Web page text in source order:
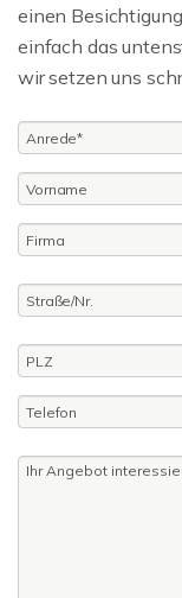
einen
einfach das
wir setzen uns